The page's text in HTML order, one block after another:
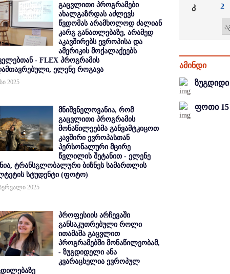
გაცვლითი პროგრამები
ახალგაზრდას აძლევს
წვდომას არამხოლოდ ძალიან
კარგ განათლებაზე, არამედ
აკავშირებს ევროპისა და
ამერიკის მოქალაქეებს
- FLEX პროგრამის
ელენე როგავა
2025
მნიშვნელოვანია, რომ
გაცვლითი პროგრამის
მონაწილეებმა განვამტკიცოთ
კავშირი ევროპასთან
პერსონალური მცირე
წვლილის შეტანით - ელენე
ტრანსგლობალური ბიზნეს სამართლის
სტუდენტი (ფოტო)
2025
პროფესიის არჩევაში
განსაკუთრებული როლი
ითამაშა გაცვლით
პროგრამებში მონაწილეობამ,
- ზუგდიდელი ანა
კვარაცხელია ევროპულ
კ 2
ამინდი
ზუგდიდი
ფოთი 15